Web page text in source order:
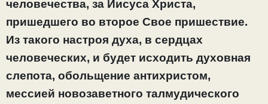
человечества, за Иисуса Христа,
пришедшего во второе Свое пришествие.
Из такого настроя духа, в сердцах
человеческих, и будет исходить духовная
слепота, обольщение антихристом,
мессией новозаветного талмудического